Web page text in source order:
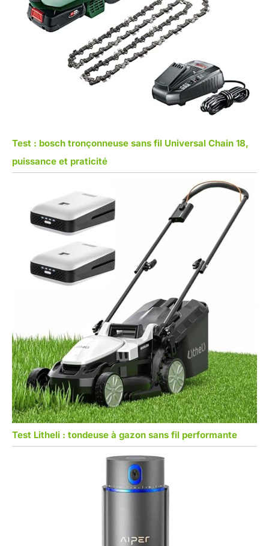
membre. Nous avons
également une équipe de
service après - vente
professionnelle pour fournir
des conseils et un service
après - vente. Nous prenons
très au sérieux les
Précautions : 1. Évitez de
décharger complètement la
batterie. L’utilisation alternée
plus efficace, préserve les
Stockez la batterie dans un
endroit frais et sec, à l’abri
des températures extrêmes,
afin de prolonger sa durée de
vie ; 3. N’utilisez pas ces
batteries avec d’autres
appareils afin d’éviter toute
surcharge.
Test : bosch tronçonneuse sans fil Universal Chain 18,
puissance et praticité
Test Litheli : tondeuse à gazon sans fil performante